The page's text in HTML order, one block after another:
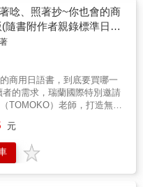
「Webドリル（線上練
透過抽認卡及答題的方式複
內容。「Webドリル（線上
字（平假名、片假名）」、
」４種練習。使用智慧型手
畫面設成縱向進行學習。
。 ＜系統需求＞
：iOS 12/11, Android 7.0
Chrome ●文字 (平假
練習。 ▶文字卡 看過字形及筆
用到該文字的單字之插圖及
▶答題 聆聽聲音選出正確的文
※漢字之使用 『つ
』（&not;&not;翻轉日本語-
自第６課開始慢慢導入漢
現約100個漢字；而「初級
註假名，
閱讀練習」當中之漢字，若
過則不標註假名。 每課的
元：每課有２～４個情境會
◆句型練習 & ◆會話練習／
語彙‧表達／句型 & ◆活動 &
＞ ‧附音檔
以４～５格插畫呈現。登場
插畫兩側，學習者可用紅色
本，都能一本搞定！ & ．日
掃描QR Code即可下載，只
照著說～，旅遊日語聽、
一次學會！ & ★7個實用
日文最安心！帶著出國最放
景最實用：本書共7大類50個
步驟，就能一網打盡出國所需
擬真對話最實用：本書每個場
這個句型最實用：本書每個
單字最實用：本書每個場景都
不會說沒關係，比一比也能
最實用：不熟50音怎麼辦，只
學得好？ & ．生活日語看似
說得出來，才有用！本書從
語開始，一直到與日本人聊
等場景所需的必會日語，都
讓你一書在手，就能掌握日
到的生活日語。 & ．本書精
會遇到的6大類50種情況，挑
日語句子「這句話最好
都按讚！」，並模擬真實情
道地的日語，實際體驗如何
境對話和「這句話最好
都按讚！」皆輔以羅馬拼
不熟，您也能立刻就能跟著
唸、照著抄~你也會的商
隨書附作者親錄標準日語
著
商用日語書，到底要買哪一
的需求，瑞蘭國際特別邀請
TOMOKO）老師，打造無壓
語！ 試試看！只要跟著本書
就可以輕鬆學會困難的商用
熱烈好評！ 最好學、最好用的
元